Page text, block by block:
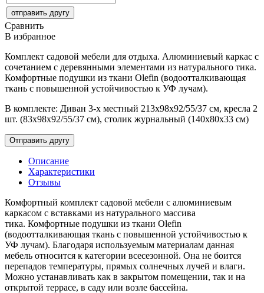
Сравнить
В избранное
Комплект садовой мебели для отдыха. Алюминиевый каркас с
сочетанием с деревянными элементами из натурального тика.
Комфортные подушки из ткани Olefin (водоотталкивающая
ткань с повышенной устойчивостью к УФ лучам).
В комплекте: Диван 3-х местный 213х98х92/55/37 см, кресла 2
шт. (83х98х92/55/37 см), столик журнальный (140х80х33 см)
Описание
Характеристики
Отзывы
Комфортный комплект садовой мебели с алюминиевым
каркасом с вставками из натурального массива
тика. Комфортные подушки из ткани Olefin
(водоотталкивающая ткань с повышенной устойчивостью к
УФ лучам). Благодаря используемым материалам данная
мебель относится к категории всесезонной. Она не боится
перепадов температуры, прямых солнечных лучей и влаги.
Можно устанавливать как в закрытом помещении, так и на
открытой террасе, в саду или возле бассейна.